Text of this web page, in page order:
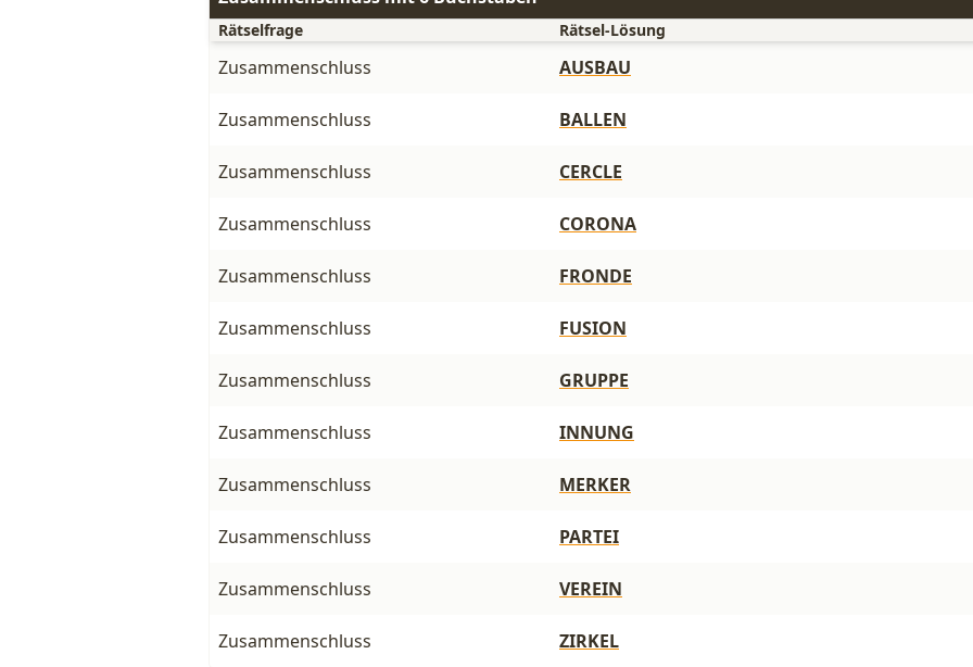
Rätselfrage Rätsel-Lösung
Zusammenschluss AUSBAU
Zusammenschluss BALLEN
Zusammenschluss CERCLE
Zusammenschluss CORONA
Zusammenschluss FRONDE
Zusammenschluss FUSION
Zusammenschluss GRUPPE
Zusammenschluss INNUNG
Zusammenschluss MERKER
Zusammenschluss PARTEI
Zusammenschluss VEREIN
Zusammenschluss ZIRKEL